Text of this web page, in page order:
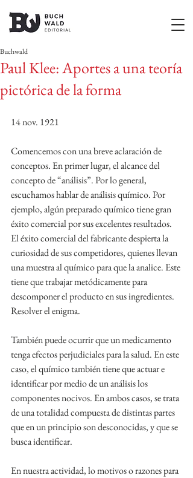
Paul Klee: Aportes a una teoría
pictórica de la forma
Buchwald
14 nov. 1921
Comencemos con una breve aclaración de
conceptos. En primer lugar, el alcance del
concepto de “análisis”. Por lo general,
escuchamos hablar de análisis químico. Por
ejemplo, algún preparado químico tiene gran
éxito comercial por sus excelentes resultados.
El éxito comercial del fabricante despierta la
curiosidad de sus competidores, quienes llevan
una muestra al químico para que la analice. Este
tiene que trabajar metódicamente para
descomponer el producto en sus ingredientes.
Resolver el enigma.
También puede ocurrir que un medicamento
tenga efectos perjudiciales para la salud. En este
caso, el químico también tiene que actuar e
identificar por medio de un análisis los
componentes nocivos. En ambos casos, se trata
de una totalidad compuesta de distintas partes
que en un principio son desconocidas, y que se
busca identificar.
En nuestra actividad, lo motivos o razones para